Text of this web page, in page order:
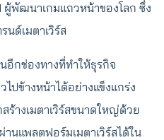
พัฒนาเกมแถวหน้าของโลก ซึ่ง
นด์เมตาเวิร์ส
อีกช่องทางที่ทำให้ธุรกิจ
ไปข้างหน้าได้อย่างแข็งแกร่ง
ร้างเมตาเวิร์สขนาดใหญ่ด้วย
นแพลตฟอร์มเมตาเวิร์สได้ใน